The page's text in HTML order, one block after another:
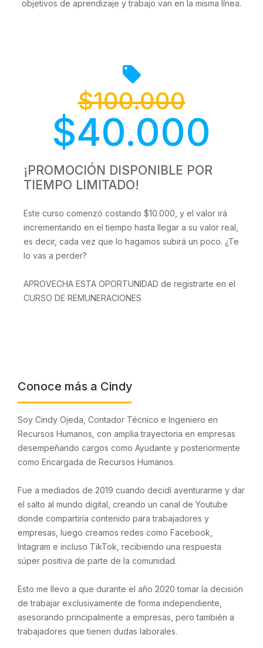
objetivos de aprendizaje y trabajo van en la misma línea.
$100.000
$40.000
¡PROMOCIÓN DISPONIBLE POR
TIEMPO LIMITADO!
Este curso comenzó costando $10.000, y el valor irá
incrementando en el tiempo hasta llegar a su valor real,
es decir, cada vez que lo hagamos subirá un poco. ¿Te
lo vas a perder?
APROVECHA ESTA OPORTUNIDAD de registrarte en el
CURSO DE REMUNERACIONES
Conoce más a Cindy
Soy Cindy Ojeda, Contador Técnico e Ingeniero en
Recursos Humanos, con amplia trayectoria en empresas
desempeñando cargos como Ayudante y posteriormente
como Encargada de Recursos Humanos.
Fue a mediados de 2019 cuando decidí aventurarme y dar
el salto al mundo digital, creando un canal de Youtube
donde compartiría contenido para trabajadores y
empresas, luego creamos redes como Facebook,
Intagram e incluso TikTok, recibiendo una respuesta
súper positiva de parte de la comunidad.
Esto me llevo a que durante el año 2020 tomar la decisión
de trabajar exclusivamente de forma independiente,
asesorando principalmente a empresas, pero también a
trabajadores que tienen dudas laborales.